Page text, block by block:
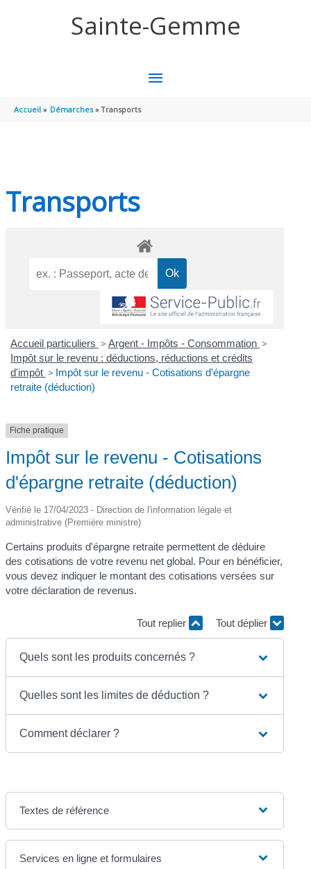
Sainte-Gemme
MENU
Accueil Démarches Transports
Transports
Accueil particuliers > Argent - Impôts - Consommation >
Impôt sur le revenu : déductions, réductions et crédits
d'impôt > Impôt sur le revenu - Cotisations d'épargne
retraite (déduction)
Fiche pratique
Impôt sur le revenu - Cotisations
d'épargne retraite (déduction)
Vérifié le 17/04/2023 - Direction de l'information légale et
administrative (Première ministre)
Certains produits d'épargne retraite permettent de déduire
des cotisations de votre revenu net global. Pour en bénéficier,
vous devez indiquer le montant des cotisations versées sur
votre déclaration de revenus.
Tout replier Tout déplier
Quels sont les produits concernés ?
Quelles sont les limites de déduction ?
Comment déclarer ?
Textes de référence
Services en ligne et formulaires